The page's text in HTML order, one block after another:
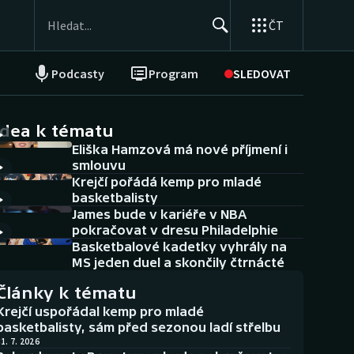
ČT
Podcasty Program SLEDOVAT
NEPŘEHLÉDNĚTE
Historické návraty
Aplikace ČT sport
AZ kvíz
k tématu
Eliška Hamzová má nové příjmení i
smlouvu
Krejčí pořádá kemp pro mladé
basketbalisty
James bude v kariéře v NBA
pokračovat v dresu Philadelphie
Basketbalové kadetky vyhrály na
MS jeden duel a skončily čtrnácté
k tématu
uspořádal kemp pro mladé
sám před sezonou ladí střelbu
7. 2026